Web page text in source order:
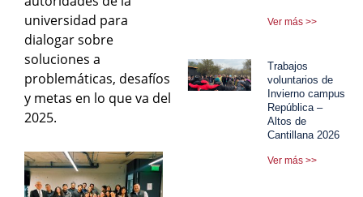
universidad para
dialogar sobre
soluciones a
problemáticas, desafíos
y metas en lo que va del
2025.
Ver más >>
Trabajos
voluntarios de
Invierno campus
República –
Altos de
Cantillana 2026
Ver más >>